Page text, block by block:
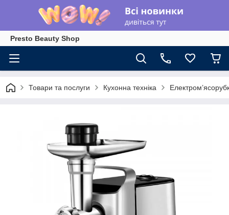
Presto Beauty Shop
Товари та послуги Кухонна техніка